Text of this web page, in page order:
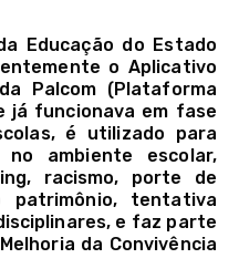
Educação do Estado
o Aplicativo
Palcom (Plataforma
já funcionava em fase
é utilizado para
ambiente escolar,
racismo, porte de
tentativa
e faz parte
da Convivência